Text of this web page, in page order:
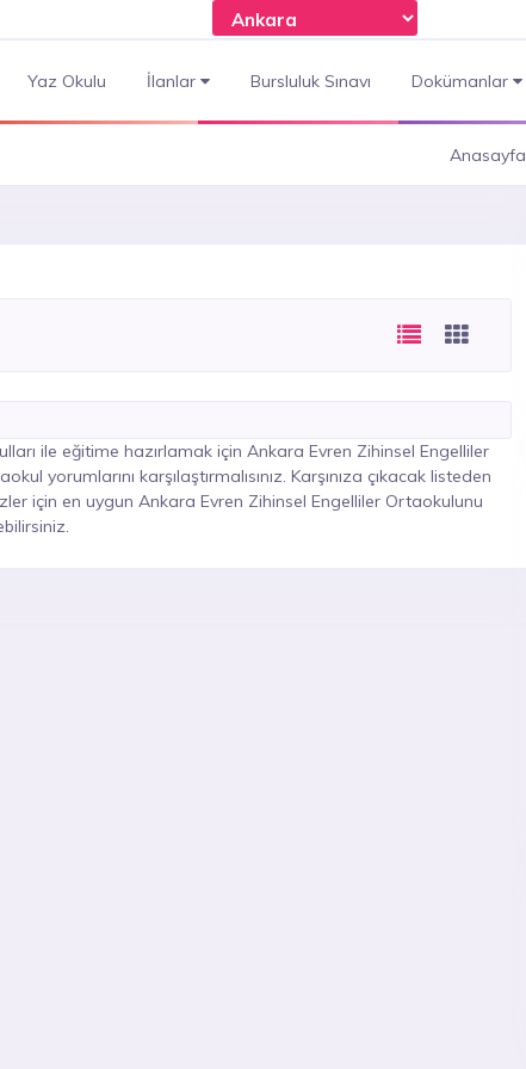
Yaz Okulu İlanlar Bursluluk Sınavı Dokümanlar
Anasayfa
ile eğitime hazırlamak için Ankara Evren Zihinsel Engelliler
yorumlarını karşılaştırmalısınız. Karşınıza çıkacak listeden
için en uygun Ankara Evren Zihinsel Engelliler Ortaokulunu